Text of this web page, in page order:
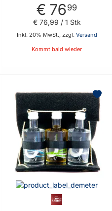
€ 7699
Inkl. 20% MwSt., zzgl. Versand
€ 76,99 / 1 Stk
Kommt bald wieder